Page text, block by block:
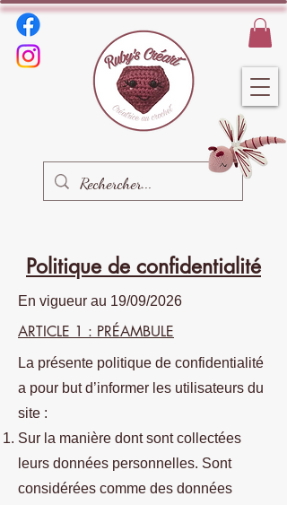
Politique de confidentialité
En vigueur au 19/09/2026
ARTICLE 1 : PRÉAMBULE
La présente politique de confidentialité
a pour but d’informer les utilisateurs du
site :
Sur la manière dont sont collectées
leurs données personnelles. Sont
considérées comme des données